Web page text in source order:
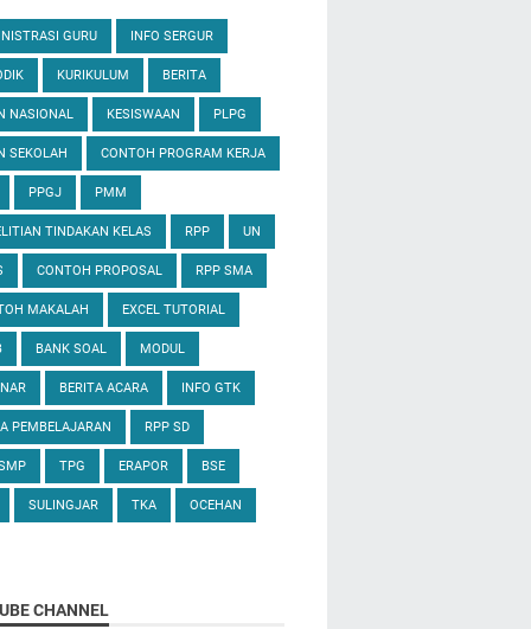
GURU INFO SERGUR
KURIKULUM BERITA
NASIONAL KESISWAAN PLPG
SEKOLAH CONTOH PROGRAM KERJA
PPGJ PMM
TINDAKAN KELAS RPP UN
CONTOH PROPOSAL RPP SMA
MAKALAH EXCEL TUTORIAL
BANK SOAL MODUL
BERITA ACARA INFO GTK
PEMBELAJARAN RPP SD
TPG ERAPOR BSE
SULINGJAR TKA OCEHAN
CHANNEL